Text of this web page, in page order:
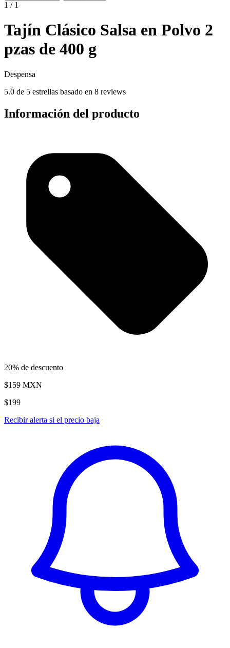
1 / 1
Tajín Clásico Salsa en Polvo 2
pzas de 400 g
Despensa
5.0 de 5 estrellas basado en 8 reviews
Información del producto
20% de descuento
$159 MXN
$199
Recibir alerta si el precio baja